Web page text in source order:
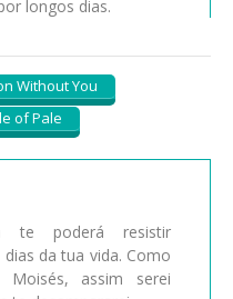
longos dias.
Without You
of Pale
te poderá resistir
da tua vida. Como
assim serei